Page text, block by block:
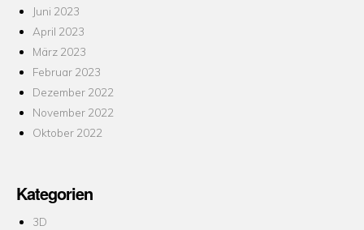
Juni 2023
April 2023
März 2023
Februar 2023
Dezember 2022
November 2022
Oktober 2022
Kategorien
3D